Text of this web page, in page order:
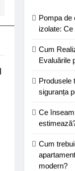
Pompa de
izolate:
Cum
Evaluările
Produsele
siguranța
Ce
Cum
modern?